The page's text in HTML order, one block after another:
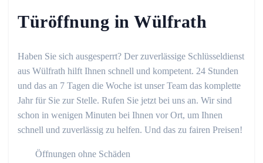
Türöffnung in Wülfrath
Haben Sie sich ausgesperrt? Der zuverlässige Schlüsseldienst
aus Wülfrath hilft Ihnen schnell und kompetent. 24 Stunden
und das an 7 Tagen die Woche ist unser Team das komplette
Jahr für Sie zur Stelle. Rufen Sie jetzt bei uns an. Wir sind
schon in wenigen Minuten bei Ihnen vor Ort, um Ihnen
schnell und zuverlässig zu helfen. Und das zu fairen Preisen!
Öffnungen ohne Schäden